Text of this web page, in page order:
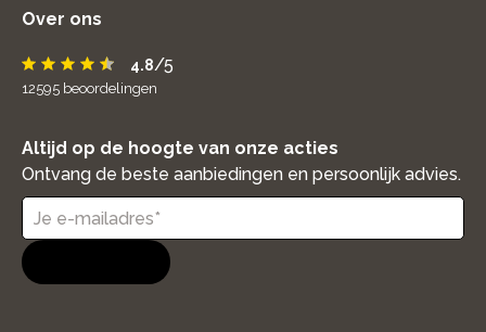
Over ons
4.8/5
12595 beoordelingen
Altijd op de hoogte van onze acties
Ontvang de beste aanbiedingen en persoonlijk advies.